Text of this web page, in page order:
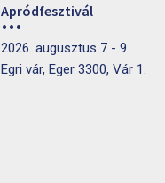
Apródfesztivál
2026. augusztus 7 - 9.
Egri vár, Eger 3300, Vár 1.